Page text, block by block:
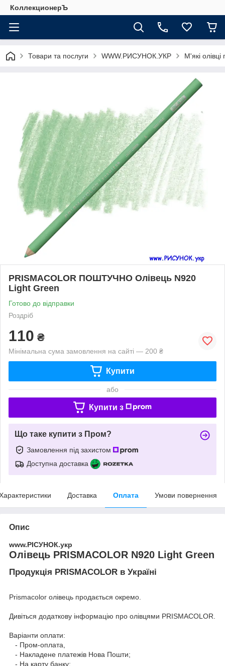
КоллекционерЪ
Товари та послуги WWW.РИСУНОК.УКР М'які
PRISMACOLOR ПОШТУЧНО Олівець N920
Light Green
Готово до відправки
Роздріб
110 ₴
Мінімальна сума замовлення на сайті — 200 ₴
Купити
або
Купити з
Що таке купити з Пром?
Замовлення під захистом
Доступна доставка
Доставка Оплата Умови повернення
Опис
www.РІСУНОК.укр
Олівець PRISMACOLOR N920 Light Green
Продукція PRISMACOLOR в Україні
Prismacolor олівець продається окремо.
Дивіться додаткову інформацію про олівцями PRISMACOLOR.
Варіанти оплати:
- Пром-оплата,
- Накладене платежів Нова Пошти;
- На карту банку;